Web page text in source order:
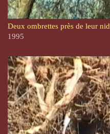
Deux ombrettes près de leur nid
1995